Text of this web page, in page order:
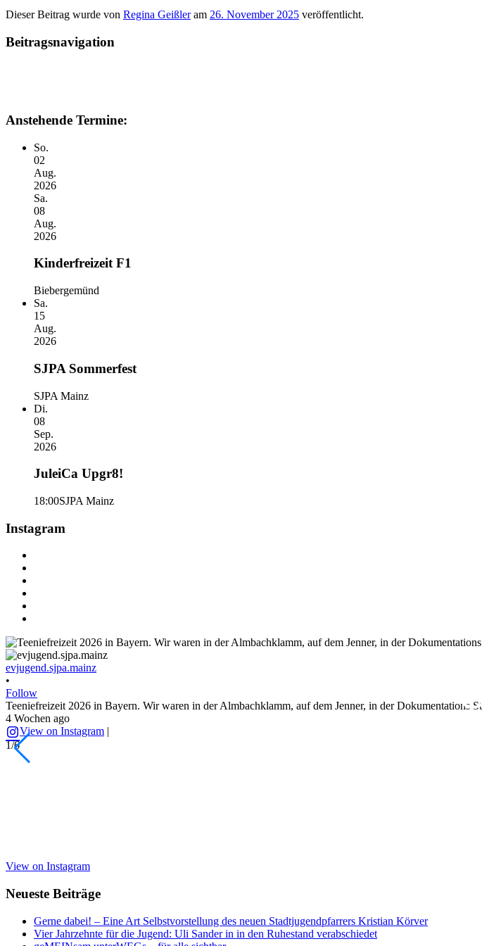
Dieser Beitrag wurde von Regina Geißleram 26. November 2025 veröffentlicht.
Beitragsnavigation
Anstehende Termine:
So.
02
Aug.
2026
Sa.
08
Aug.
2026
Kinderfreizeit F1
Biebergemünd
Sa.
15
Aug.
2026
SJPA Sommerfest
SJPA Mainz
Di.
08
Sep.
2026
JuleiCa Upgr8!
18:00SJPA Mainz
Instagram
evjugend.sjpa.mainz
•
Follow
Teeniefreizeit 2026 in Bayern. Wir waren in der Almbachklamm, auf dem Jenner, in der Dokumentations
4 Wochen ago
View on Instagram |
1/6
View on Instagram
Neueste Beiträge
Gerne dabei! – Eine Art Selbstvorstellung des neuen Stadtjugendpfarrers Kristian Körver
Vier Jahrzehnte für die Jugend: Uli Sander in in den Ruhestand verabschiedet